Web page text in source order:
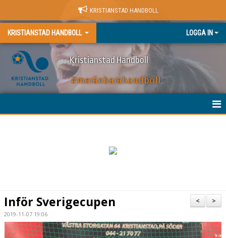
KRISTIANSTAD HANDBOLL
KRISTIANSTAD HANDBOLL LOGGA IN
Kristianstad Handboll
#meränbarahandboll
KALENDER
HANDBOLLSSKOLA
>
<
Inför Sverigecupen
2019-11-07 19:06